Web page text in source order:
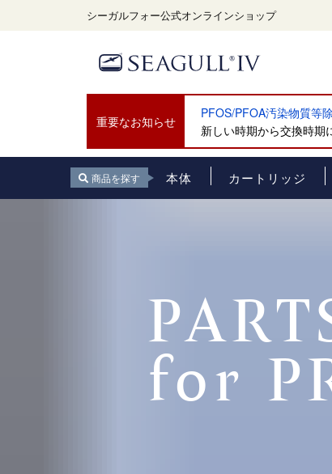
シーガルフォー公式オンラインショップ
重要なお知らせ
PFOS/PFOA汚染物質等
新しい時期から交換時期
商品を探す 本体 カートリッジ
for